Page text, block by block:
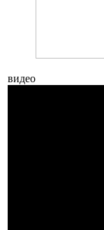
видео